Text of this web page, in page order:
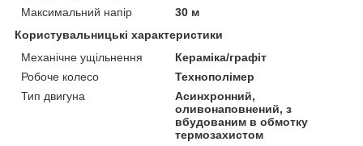
Максимальний напір
30 м
Користувальницькі характеристики
Механічне ущільнення
Кераміка/графіт
Робоче колесо
Технополімер
Тип двигуна
Асинхронний,
оливонаповнений, з
вбудованим в обмотку
термозахистом